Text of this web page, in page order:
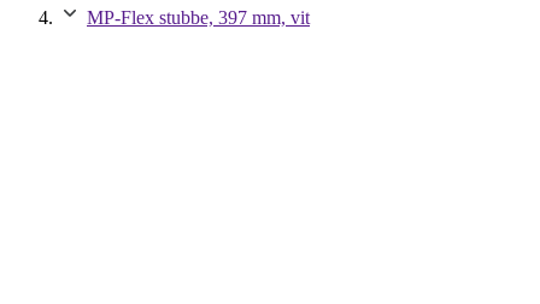
MP-Flex stubbe, 397 mm, vit